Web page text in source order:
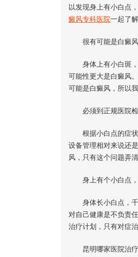
以发现身上有小白点
癜风专科医院一起了解
很有可能是白癜风
身体上有小白斑，
可能性更大是白癜风
可能是白癜风，所以
必须到正规医院
根据小白点的症状
设备管理相对来说还
风，只有这个问题弄
身上有个小白点，
身体长小白点，千
对自己健康是不负责
治疗计划，只有对症
昆明哪家医院治疗